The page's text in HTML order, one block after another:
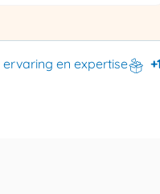
ervaring en expertise